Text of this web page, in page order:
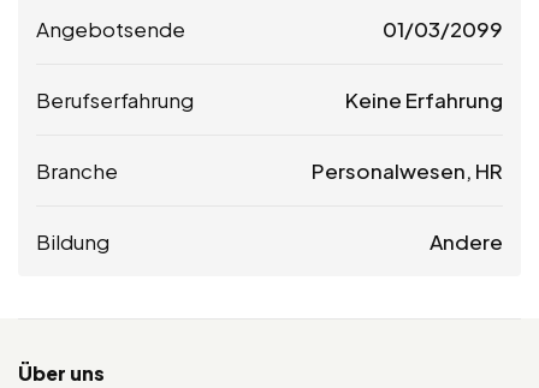
Angebotsende 01/03/2099
Berufserfahrung Keine Erfahrung
Branche Personalwesen, HR
Bildung Andere
Über uns